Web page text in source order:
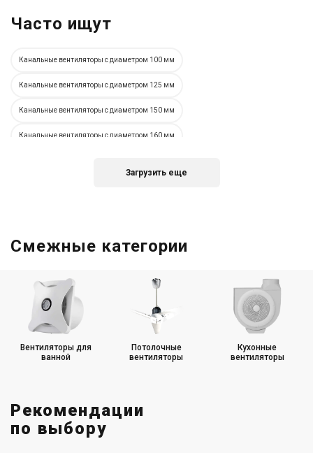
Часто ищут
Канальные вентиляторы с диаметром 100 мм
Канальные вентиляторы с диаметром 125 мм
Канальные вентиляторы с диаметром 150 мм
Канальные вентиляторы с диаметром 160 мм
Вентиляторы для круглых каналов
Вентиляторы для прямоугольных каналов
Канальные вентиляторы с таймером
Канальные вентиляторы с ЕС двигателем
Загрузить еще
Смежные категории
Вентиляторы для
ванной
Потолочные
вентиляторы
Кухонные
вентиляторы
Рекомендации
по выбору